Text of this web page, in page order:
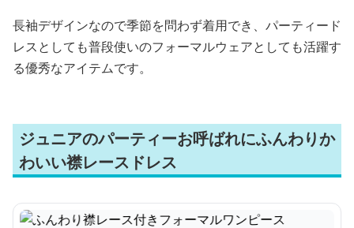
長袖デザインなので季節を問わず着用でき、パーティード
レスとしても普段使いのフォーマルウェアとしても活躍す
る優秀なアイテムです。
ジュニアのパーティーお呼ばれにふんわりか
わいい襟レースドレス